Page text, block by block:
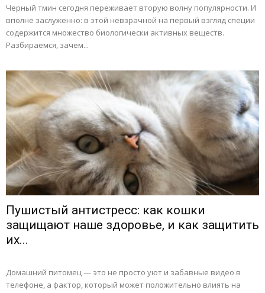
Черный тмин сегодня переживает вторую волну популярности. И
вполне заслуженно: в этой невзрачной на первый взгляд специи
содержится множество биологически активных веществ.
Разбираемся, зачем...
Пушистый антистресс: как кошки
защищают наше здоровье, и как защитить
их...
Домашний питомец — это не просто уют и забавные видео в
телефоне, а фактор, который может положительно влиять на